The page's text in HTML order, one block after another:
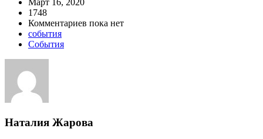
Март 16, 2020
1748
Комментариев пока нет
события
События
Наталия Жарова